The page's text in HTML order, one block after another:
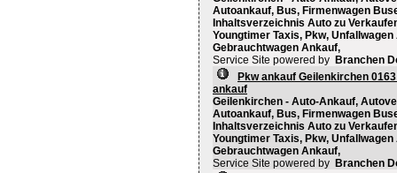
Autoankauf, Bus, Firmenwagen
Inhaltsverzeichnis Auto zu
Youngtimer Taxis, Pkw,
Gebrauchtwagen Ankauf,
Service Site powered by Branchen
Pkw ankauf Geilenkirchen
ankauf
Geilenkirchen - Auto-Ankauf,
Autoankauf, Bus, Firmenwagen
Inhaltsverzeichnis Auto zu
Youngtimer Taxis, Pkw,
Gebrauchtwagen Ankauf,
Service Site powered by Branchen